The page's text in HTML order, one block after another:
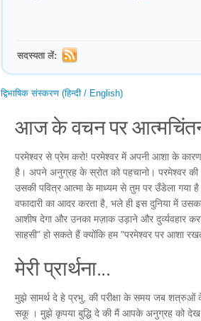
सदस्यता लें:
द्विभाषिक संस्करण (हिन्दी / English)
आज के वचन पर
परमेश्वर से प्रेम करो! परमेश्वर में अपनी आशा के कारण
है। अपने अनुग्रह के स्रोत को पहचानो। परमेश्वर की
उसकी पवित्र आत्मा के माध्यम से तुम पर उँडेला गया
वफादारी का आदर करता है, भले ही इस दुनिया में
आशीष देगा और उनका मज़ाक उड़ाने और दुर्व्यवहार
साहसी" हो सकते हैं क्योंकि हम "परमेश्वर पर आशा
मेरी प्रार्थना...
मुझे सामर्थ दे हे प्रभु, की परीक्षा के समय जब
सकू । मुझे कृपया बुद्धि दे की मैं आपके अनुग्रह को